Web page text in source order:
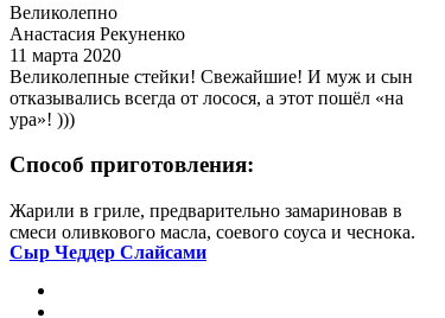
Великолепно
Анастасия Рекуненко
11 марта 2020
Великолепные стейки! Свежайшие! И муж и сын
отказывались всегда от лосося, а этот пошёл «на
ура»! )))
Способ приготовления:
Жарили в гриле, предварительно замариновав в
смеси оливкового масла, соевого соуса и чеснока.
Сыр Чеддер Слайсами